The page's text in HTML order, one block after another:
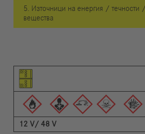
5. Източници на енергия / течности
вещества
Пиктограма на елемента
Пиктограми на предупрежденията
Описание
12 V/ 48 V